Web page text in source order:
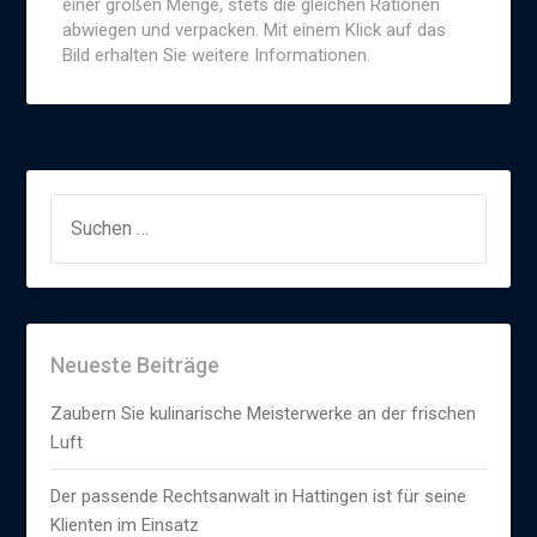
einer großen Menge, stets die gleichen Rationen
abwiegen und verpacken. Mit einem Klick auf das
Bild erhalten Sie weitere Informationen.
NACH:
Neueste Beiträge
Zaubern Sie kulinarische Meisterwerke an der frischen
Luft
Der passende Rechtsanwalt in Hattingen ist für seine
Klienten im Einsatz